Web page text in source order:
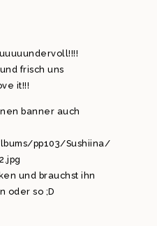
frisch uns
it!!!
banner auch
pp103/Sushiina/
und brauchst ihn
oder so ;D